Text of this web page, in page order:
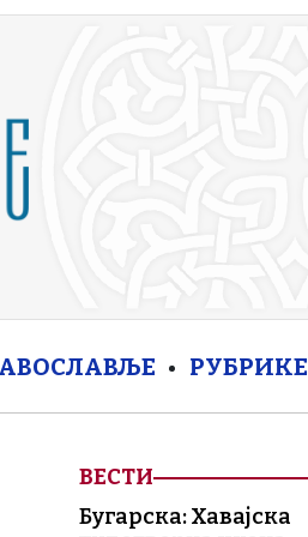
РУБРИКЕ
ВЕСТИ
Бугарска: Хавајска